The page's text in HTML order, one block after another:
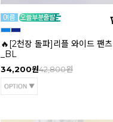
🔥[2천장 돌파]리플 와이드 팬츠
_BL
34,200원42,800원